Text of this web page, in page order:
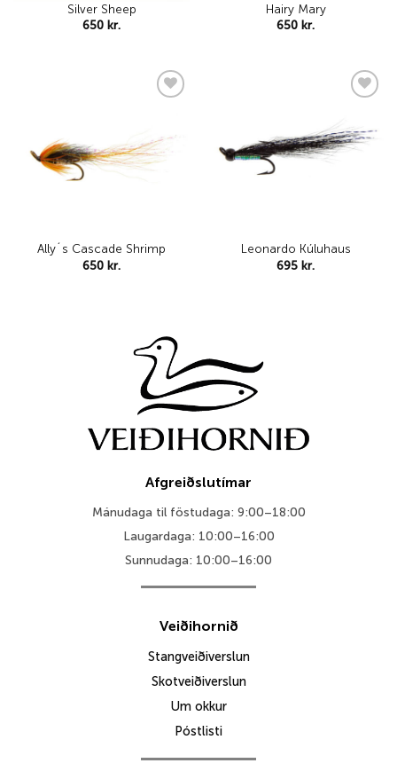
Silver Sheep
650 kr.
Hairy Mary
650 kr.
Ally´s Cascade Shrimp
650 kr.
Leonardo Kúluhaus
695 kr.
Afgreiðslutímar
Mánudaga til föstudaga: 9:00–18:00
Laugardaga: 10:00–16:00
Sunnudaga: 10:00–16:00
Veiðihornið
Stangveiðiverslun
Skotveiðiverslun
Um okkur
Póstlisti